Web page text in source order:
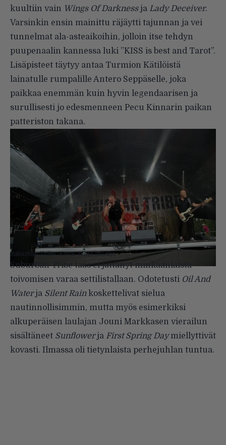
kuultiin vain Wings Of Darknessja Lady Deceiver.
Varsinkin ensin mainittu räjäytti tajunnan ja vei
tunnelmat ala-asteaikoihin, jolloin itse tehdyn
puupenaalin kannessa luki ”KISS is best and Tarot”.
Lisäpisteet täytyy antaa Turmion Kätilöistä
lainatulle rumpalille Antero Seppäselle, joka
paikkaa enemmän kuin hyvin legendaarisen ja
surullisesti jo edesmenneen Pecu Kinnarin paikan
patteriston takana.
Suburban Tribe. Kuva: Timo Isoaho
Suburban Tribe taas ei jättänyt minkäänlaista
toivomisen varaa settilistallaan. Odotetusti Oil And
Waterja Silent Rainkoskettelivat sielua
nautinnollisimmin, mutta myös esimerkiksi
alkuperäisen laulajan Jouni Markkasen vierailun
sisältäneet Sunflowerja First Spring Daymiellyttivät
kovasti. Ilmassa oli tietynlaista perhejuhlan tuntua.